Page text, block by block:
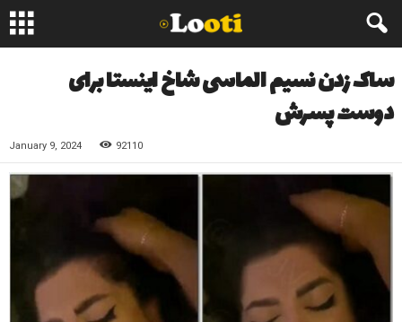
ساک زدن نسیم الماسی شاخ اینستا برای
دوست پسرش
January 9, 2024 92110